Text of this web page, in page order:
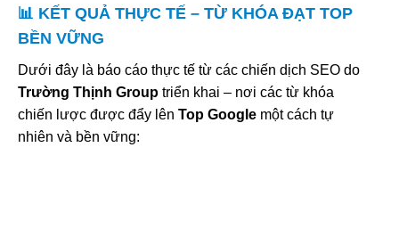
📊 KẾT QUẢ THỰC TẾ – TỪ KHÓA ĐẠT TOP
BỀN VỮNG
Dưới đây là báo cáo thực tế từ các chiến dịch SEO do
Trường Thịnh Group triển khai – nơi các từ khóa
chiến lược được đẩy lên Top Google một cách tự
nhiên và bền vững: